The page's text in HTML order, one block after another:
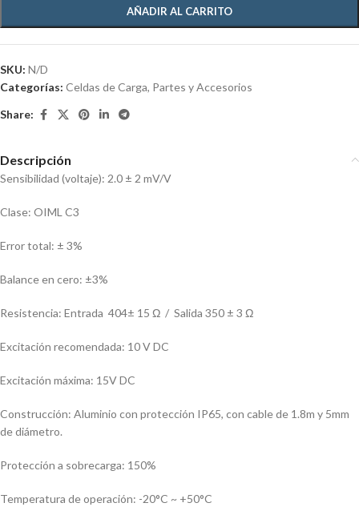
AÑADIR AL CARRITO
SKU: N/D
Categorías: Celdas de Carga, Partes y Accesorios
Share:
Descripción
Sensibilidad (voltaje): 2.0 ± 2 mV/V
Clase: OIML C3
Error total: ± 3%
Balance en cero: ±3%
Resistencia: Entrada 404± 15 Ω / Salida 350 ± 3 Ω
Excitación recomendada: 10 V DC
Excitación máxima: 15V DC
Construcción: Aluminio con protección IP65, con cable de 1.8m y 5mm
de diámetro.
Protección a sobrecarga: 150%
Temperatura de operación: -20°C ~ +50°C